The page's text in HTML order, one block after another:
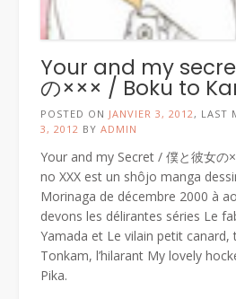
Your and my
の××× / Boku to
POSTED ON JANVIER 3, 2012 , LAST
3, 2012 BY ADMIN
Your and my Secret / 僕と彼女
no XXX est un shôjo manga
Morinaga de décembre 2000 à
devons les délirantes séries Le
Yamada et Le vilain petit canard,
Tonkam, l’hilarant My lovely
Pika.